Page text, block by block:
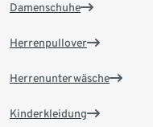
Damenschuhe
Herrenpullover
Herrenunterwäsche
Kinderkleidung